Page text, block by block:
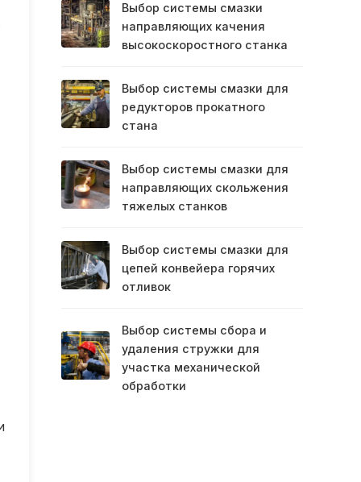
Выбор системы смазки
направляющих качения
высокоскоростного станка
Выбор системы смазки для
редукторов прокатного
стана
Выбор системы смазки для
направляющих скольжения
тяжелых станков
Выбор системы смазки для
цепей конвейера горячих
отливок
Выбор системы сбора и
удаления стружки для
участка механической
обработки